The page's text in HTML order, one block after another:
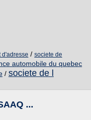
d'adresse / societe de
automobile du quebec
/ societe de l
...